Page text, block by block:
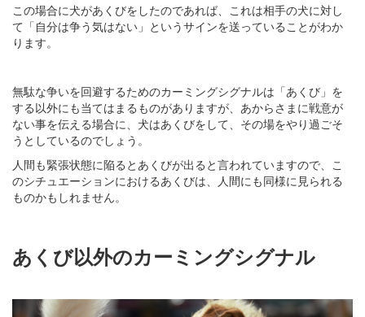
この場合に犬があくびをしたのであれば、これは相手の犬に対し
て「自分は争う気はない」というサインを送っていることがわか
ります。
無駄な争いを回避するためのカーミングシグナルは「あくび」を
する以外にも当てはまるものがありますが、あからさまに戦意が
ない事を伝える場合に、犬はあくびをして、その場をやり過ごそ
うとしているのでしょう。
人間も緊張状態に陥るとあくびが出ると言われていますので、こ
のシチュエーションにおけるあくびは、人間にも同様に見られる
ものかもしれません。
あくび以外のカーミングシグナル